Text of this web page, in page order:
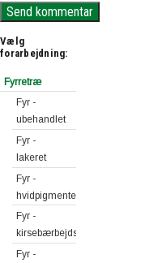
Vælg
forarbejdning:
Fyrretræ
Fyr -
ubehandlet
Fyr -
lakeret
Fyr -
hvidpigmenteret
Fyr -
kirsebærbejdset
Fyr -